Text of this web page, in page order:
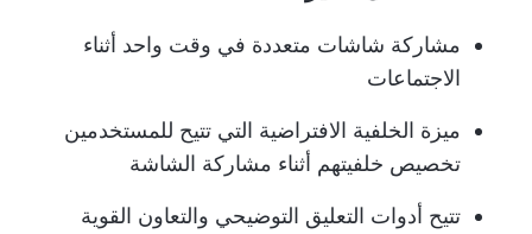
مشاركة شاشات متعددة في وقت واحد أثناء
الاجتماعات
ميزة الخلفية الافتراضية التي تتيح للمستخدمين
تخصيص خلفيتهم أثناء مشاركة الشاشة
تتيح أدوات التعليق التوضيحي والتعاون القوية